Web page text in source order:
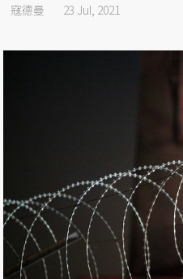
寇德曼 23 Jul, 2021